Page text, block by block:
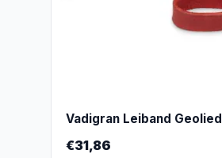
Vadigran Leiband
€31,86